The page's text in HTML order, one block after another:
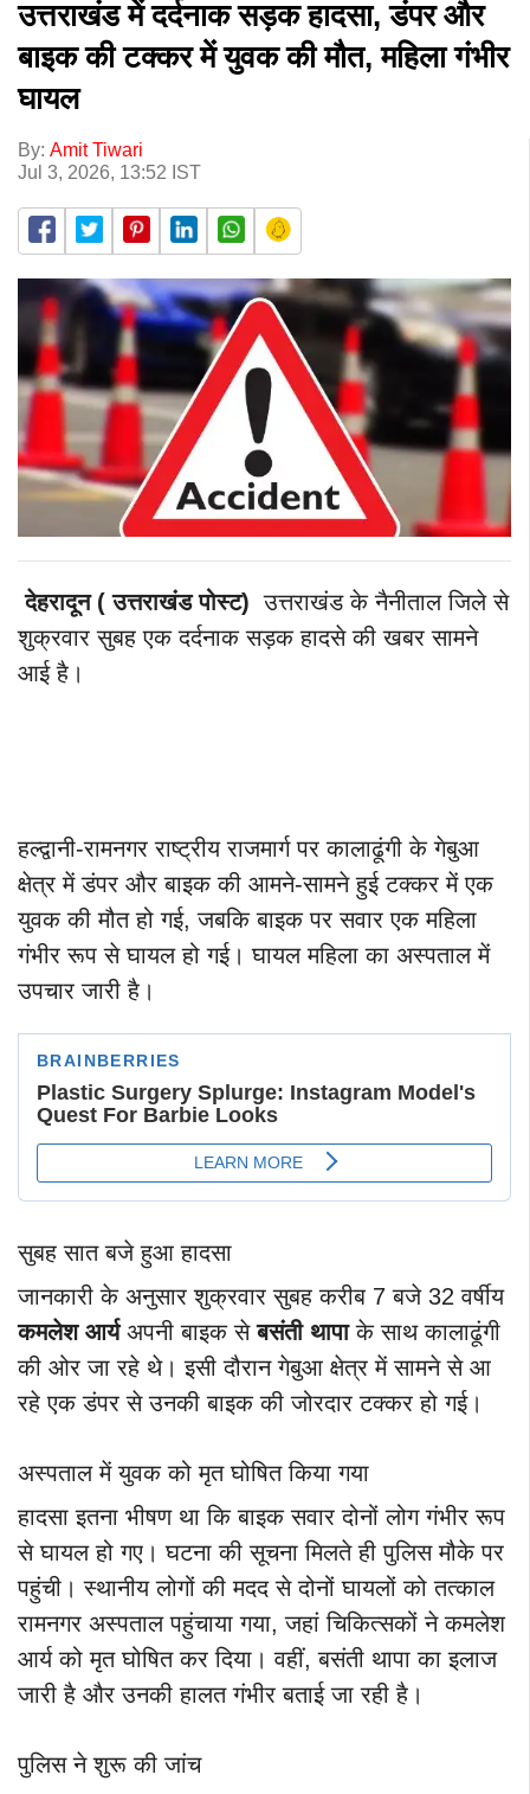
उत्तराखंड में दर्दनाक सड़क हादसा, डंपर और
बाइक की टक्कर में युवक की मौत, महिला गंभीर
घायल
By: Amit Tiwari
Jul 3, 2026, 13:52 IST
देहरादून ( उत्तराखंड पोस्ट) उत्तराखंड के नैनीताल जिले से
शुक्रवार सुबह एक दर्दनाक सड़क हादसे की खबर सामने
आई है।
हल्द्वानी-रामनगर राष्ट्रीय राजमार्ग पर कालाढूंगी के गेबुआ
क्षेत्र में डंपर और बाइक की आमने-सामने हुई टक्कर में एक
युवक की मौत हो गई, जबकि बाइक पर सवार एक महिला
गंभीर रूप से घायल हो गई। घायल महिला का अस्पताल में
उपचार जारी है।
सुबह सात बजे हुआ हादसा
जानकारी के अनुसार शुक्रवार सुबह करीब 7 बजे 32 वर्षीय
कमलेश आर्यअपनी बाइक सेबसंती थापाके साथ कालाढूंगी
की ओर जा रहे थे। इसी दौरान गेबुआ क्षेत्र में सामने से आ
रहे एक डंपर से उनकी बाइक की जोरदार टक्कर हो गई।
अस्पताल में युवक को मृत घोषित किया गया
हादसा इतना भीषण था कि बाइक सवार दोनों लोग गंभीर रूप
से घायल हो गए। घटना की सूचना मिलते ही पुलिस मौके पर
पहुंची। स्थानीय लोगों की मदद से दोनों घायलों को तत्काल
रामनगर अस्पताल पहुंचाया गया, जहां चिकित्सकों ने कमलेश
आर्य को मृत घोषित कर दिया। वहीं, बसंती थापा का इलाज
जारी है और उनकी हालत गंभीर बताई जा रही है।
पुलिस ने शुरू की जांच